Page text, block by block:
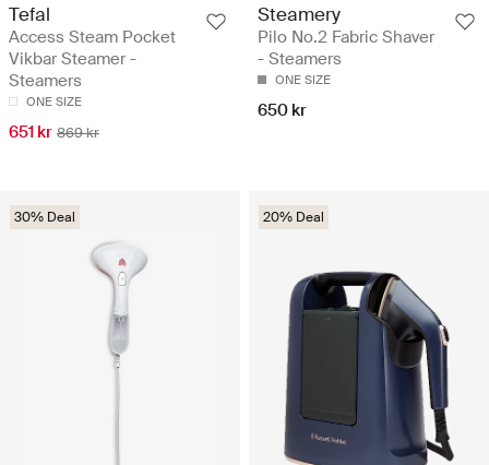
Tefal
Access Steam Pocket
Vikbar Steamer -
Steamers
ONE SIZE
651 kr 869 kr
Steamery
Pilo No.2 Fabric Shaver
- Steamers
ONE SIZE
650 kr
30% Deal 20% Deal